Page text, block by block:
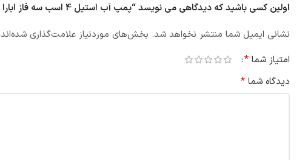
اولین کسی باشید که دیدگاهی می نویسد “پمپ آب استيل 4 اسب سه فاز ابارا مدل 3LM/E 40-160 3.0 IE2”
نشانی ایمیل شما منتشر نخواهد شد. بخش‌های موردنیاز علامت‌گذاری شده‌اند
امتیاز شما *
دیدگاه شما *